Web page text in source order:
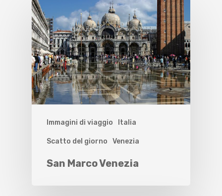
Immagini di viaggio Italia
Scatto del giorno Venezia
San Marco Venezia